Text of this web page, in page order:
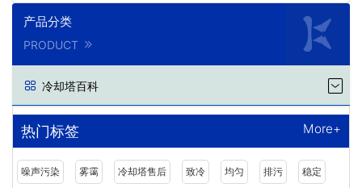
产品分类
PRODUCT
冷却塔百科
热门标签 More+
噪声污染 雾霭 冷却塔售后 致冷 均匀 排污 稳定